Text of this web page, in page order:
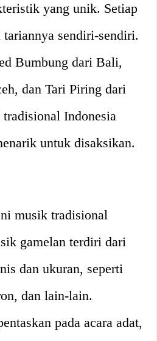
yang unik. Setiap
tariannya sendiri-sendiri.
Bumbung dari Bali,
dan Tari Piring dari
Indonesia
untuk disaksikan.
musik tradisional
gamelan terdiri dari
dan ukuran, seperti
dan lain-lain.
pada acara adat,